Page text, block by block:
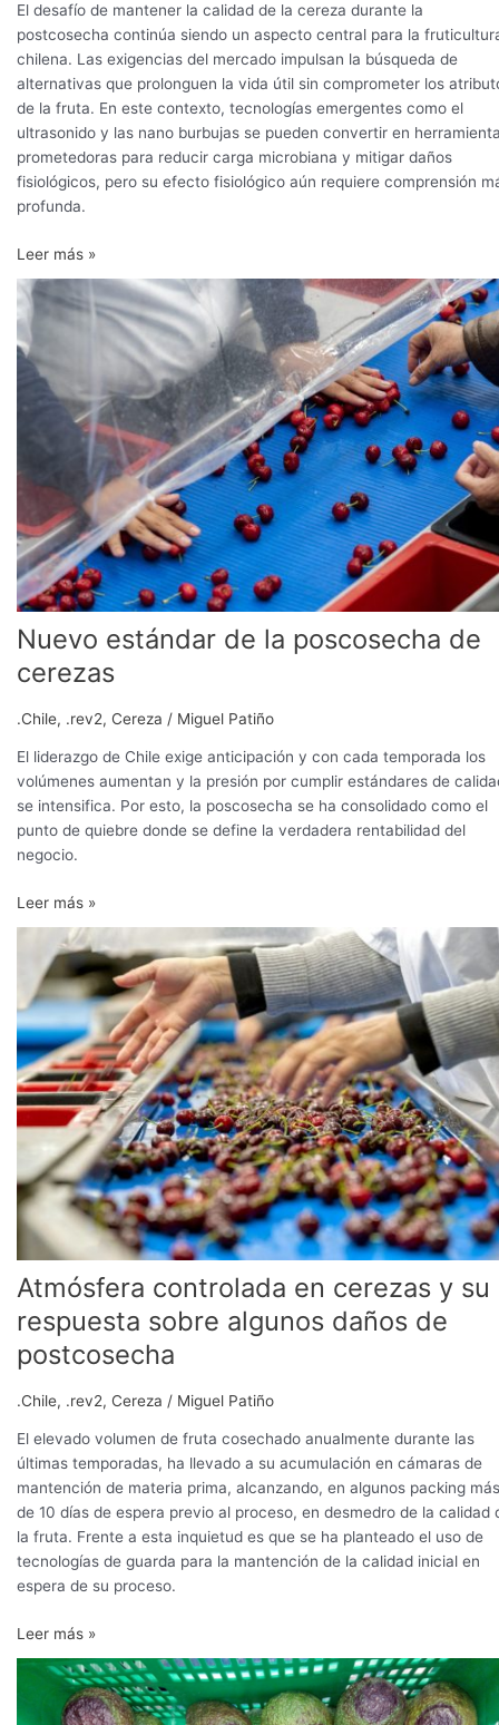
El desafío de mantener la calidad de la cereza durante la
postcosecha continúa siendo un aspecto central para la
chilena. Las exigencias del mercado impulsan la búsqueda de
alternativas que prolonguen la vida útil sin comprometer los
de la fruta. En este contexto, tecnologías emergentes como el
ultrasonido y las nano burbujas se pueden convertir en
prometedoras para reducir carga microbiana y mitigar daños
fisiológicos, pero su efecto fisiológico aún requiere comprensión
profunda.
Leer más »
Nuevo estándar de la poscosecha de
cerezas
.Chile, .rev2, Cereza / Miguel Patiño
El liderazgo de Chile exige anticipación y con cada temporada los
volúmenes aumentan y la presión por cumplir estándares de
se intensifica. Por esto, la poscosecha se ha consolidado como el
punto de quiebre donde se define la verdadera rentabilidad del
negocio.
Nuevo
estándar
de
la
poscosecha
de
Leer más »
Atmósfera controlada en cerezas y su
respuesta sobre algunos daños de
postcosecha
.Chile, .rev2, Cereza / Miguel Patiño
El elevado volumen de fruta cosechado anualmente durante las
últimas temporadas, ha llevado a su acumulación en cámaras de
mantención de materia prima, alcanzando, en algunos packing más
de 10 días de espera previo al proceso, en desmedro de la calidad
la fruta. Frente a esta inquietud es que se ha planteado el uso de
tecnologías de guarda para la mantención de la calidad inicial en
espera de su proceso.
Atmósfera
controlada
cerezas
y
su
respuesta
sobre
algunos
daños
de
postcosecha
Leer más »
Cómo
el